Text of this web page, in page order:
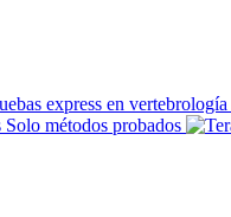
Solo métodos probados